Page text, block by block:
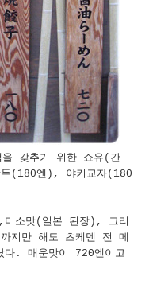
갖추기 위한 쇼유(간
(180엔), 야키교자(180
소맛(일본 된장), 그리
지만 해도 츠케멘 전 메
다. 매운맛이 720엔이고